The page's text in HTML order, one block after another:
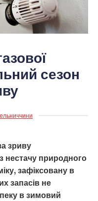
сезон
зриву
нестачу природного
зафіксовану в
запасів не
в зимовий